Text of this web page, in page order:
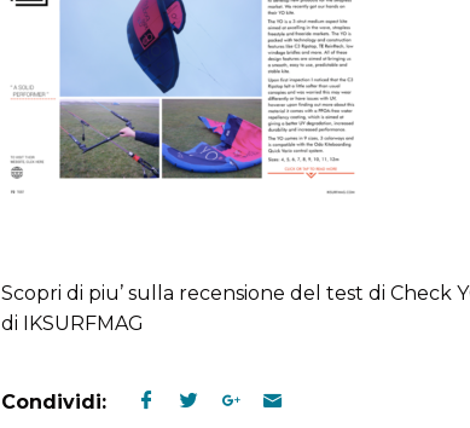
Scopri di piu’ sulla recensione del test di Check
di IKSURFMAG
Condividi: